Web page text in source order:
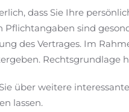
dass Sie Ihre
sind
des Vertrages. Im
Rechtsgrundlage
über weitere
lassen.